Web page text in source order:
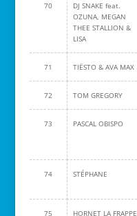
70
DJ SNAKE feat.
OZUNA, MEGAN
THEE STALLION &
LISA
71 TIËSTO & AVA MAX
72 TOM GREGORY
73 PASCAL OBISPO
74 STÉPHANE
75
HORNET LA FRAPPE